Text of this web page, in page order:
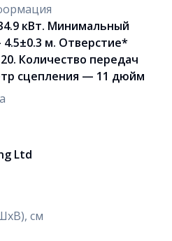
кВт. Минимальный
м. Отверстие*
Количество передач
сцепления — 11 дюйм
Ltd
см